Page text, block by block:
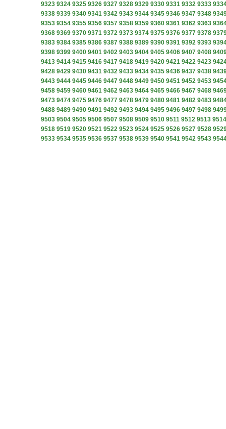
9323 9324 9325 9326 9327 9328 9329 9330 9331 9332 9333
9338 9339 9340 9341 9342 9343 9344 9345 9346 9347 9348
9353 9354 9355 9356 9357 9358 9359 9360 9361 9362 9363
9368 9369 9370 9371 9372 9373 9374 9375 9376 9377 9378
9383 9384 9385 9386 9387 9388 9389 9390 9391 9392 9393
9398 9399 9400 9401 9402 9403 9404 9405 9406 9407 9408
9413 9414 9415 9416 9417 9418 9419 9420 9421 9422 9423
9428 9429 9430 9431 9432 9433 9434 9435 9436 9437 9438
9443 9444 9445 9446 9447 9448 9449 9450 9451 9452 9453
9458 9459 9460 9461 9462 9463 9464 9465 9466 9467 9468
9473 9474 9475 9476 9477 9478 9479 9480 9481 9482 9483
9488 9489 9490 9491 9492 9493 9494 9495 9496 9497 9498
9503 9504 9505 9506 9507 9508 9509 9510 9511 9512 9513 9514
9518 9519 9520 9521 9522 9523 9524 9525 9526 9527 9528
9533 9534 9535 9536 9537 9538 9539 9540 9541 9542 9543